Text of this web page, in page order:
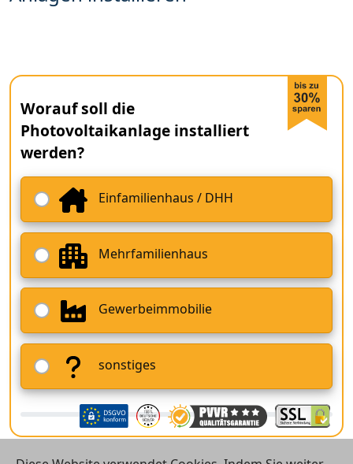
Worauf soll die
Photovoltaikanlage installiert
werden?
Einfamilienhaus / DHH
Mehrfamilienhaus
Gewerbeimmobilie
sonstiges